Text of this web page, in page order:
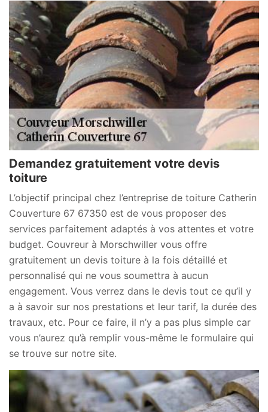
Demandez gratuitement votre devis
toiture
L’objectif principal chez l’entreprise de toiture Catherin
Couverture 67 67350 est de vous proposer des
services parfaitement adaptés à vos attentes et votre
budget. Couvreur à Morschwiller vous offre
gratuitement un devis toiture à la fois détaillé et
personnalisé qui ne vous soumettra à aucun
engagement. Vous verrez dans le devis tout ce qu’il y
a à savoir sur nos prestations et leur tarif, la durée des
travaux, etc. Pour ce faire, il n’y a pas plus simple car
vous n’aurez qu’à remplir vous-même le formulaire qui
se trouve sur notre site.